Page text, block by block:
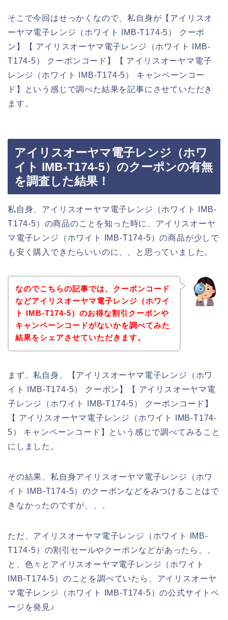
そこで今回はせっかくなので、私自身が【アイリスオ
ーヤマ電子レンジ（ホワイト IMB-T174-5） クーポ
ン】【 アイリスオーヤマ電子レンジ（ホワイト IMB-
T174-5） クーポンコード】【 アイリスオーヤマ電子
レンジ（ホワイト IMB-T174-5） キャンペーンコー
ド】という感じで調べた結果を記事にさせていただき
ます。
アイリスオーヤマ電子レンジ（ホワ
イト IMB-T174-5）のクーポンの有無
を調査した結果！
私自身、アイリスオーヤマ電子レンジ（ホワイト IMB-
T174-5）の商品のことを知った時に、アイリスオーヤ
マ電子レンジ（ホワイト IMB-T174-5）の商品が少しで
も安く購入できたらいいのに、、と思っていました。
なのでこちらの記事では、クーポンコード
などアイリスオーヤマ電子レンジ（ホワイ
ト IMB-T174-5）のお得な割引クーポンや
キャンペーンコードがないかを調べてみた
結果をシェアさせていただきます。
まず、私自身、【アイリスオーヤマ電子レンジ（ホワ
イト IMB-T174-5） クーポン】【 アイリスオーヤマ電
子レンジ（ホワイト IMB-T174-5） クーポンコード】
【 アイリスオーヤマ電子レンジ（ホワイト IMB-T174-
5） キャンペーンコード】という感じで調べてみること
にしました。
その結果、私自身アイリスオーヤマ電子レンジ（ホワ
イト IMB-T174-5）のクーポンなどをみつけることはで
きなかったのですが、、、
ただ、アイリスオーヤマ電子レンジ（ホワイト IMB-
T174-5）の割引セールやクーポンなどがあったら、、
と、色々とアイリスオーヤマ電子レンジ（ホワイト
IMB-T174-5）のことを調べていたら、アイリスオーヤ
マ電子レンジ（ホワイト IMB-T174-5）の公式サイトペ
ージを発見♪